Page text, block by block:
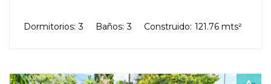
Dormitorios: 3 Baños: 3 Construido: 121.76 mts²